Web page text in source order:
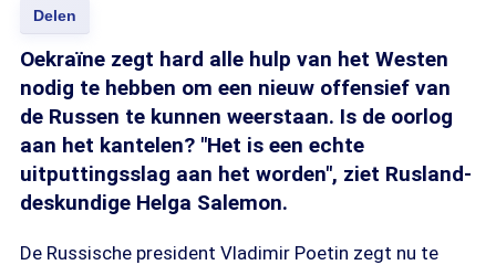
Delen
Oekraïne zegt hard alle hulp van het Westen
nodig te hebben om een nieuw offensief van
de Russen te kunnen weerstaan. Is de oorlog
aan het kantelen? "Het is een echte
uitputtingsslag aan het worden", ziet Rusland-
deskundige Helga Salemon.
De Russische president Vladimir Poetin zegt nu te